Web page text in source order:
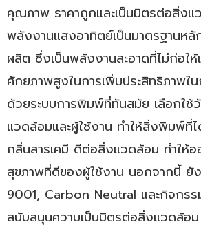
คุณภาพ ราคาถูกและเป็นมิตรต่อสิ่งแ
พลังงานแสงอาทิตย์เป็นมาตรฐานหลั
ผลิต ซึ่งเป็นพลังงานสะอาดที่ไม่ก่อใ
ศักยภาพสูงในการเพิ่มประสิทธิภาพใ
ด้วยระบบการพิมพ์ที่ทันสมัย เลือกใ
แวดล้อมและผู้ใช้งาน ทำให้สิ่งพิมพ์ที่
กลิ่นสารเคมี ดีต่อสิ่งแวดล้อม ทำให้อ
สุขภาพที่ดีของผู้ใช้งาน นอกจากนี้ ยั
9001, Carbon Neutral และกิจกร
สนับสนุนความเป็นมิตรต่อสิ่งแวดล้อ